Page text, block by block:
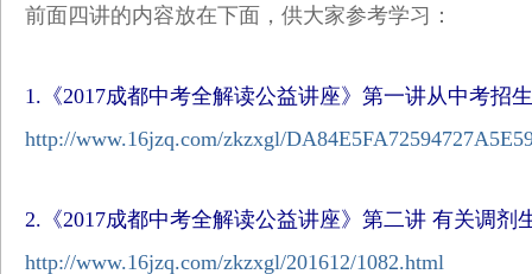
前面四讲的内容放在下面，供大家参考学习：
1.《2017成都中考全解读公益讲座》第一讲从中考招
http://www.16jzq.com/zkzxgl/
2.《2017成都中考全解读公益讲座》第二讲 有关调
http://www.16jzq.com/zkzxgl/201612/1082.html